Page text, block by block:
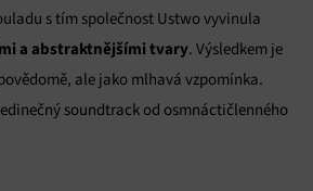
s tím společnost Ustwo vyvinula
a abstraktnějšími tvary. Výsledkem je
ale jako mlhavá vzpomínka.
soundtrack od osmnáctičlenného